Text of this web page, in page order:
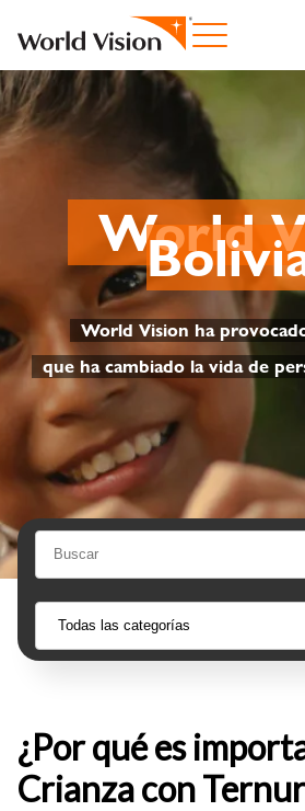
World
World Vision ha
que ha cambiado la vida de
¿Por qué es
Crianza con